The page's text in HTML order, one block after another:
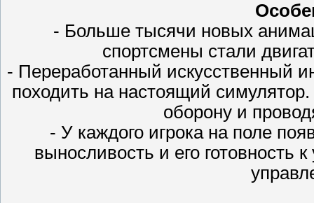
- Больше тысячи новых
спортсмены стали
- Переработанный искусственный
походить на настоящий
оборону и
- У каждого игрока на поле
выносливость и его готовность